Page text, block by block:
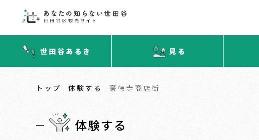
世田谷あるき 見る
トップ 体験する 豪徳寺商店街
体験する